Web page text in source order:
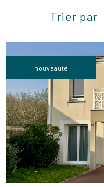
Trier par
nouveauté